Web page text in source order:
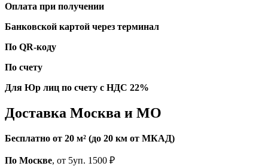
Оплата при получении
Банковской картой через терминал
По QR-коду
По счету
Для Юр лиц по счету с НДС 22%
Доставка Москва и МО
Бесплатно от 20 м² (до 20 км от МКАД)
По Москве, от 5уп. 1500 ₽